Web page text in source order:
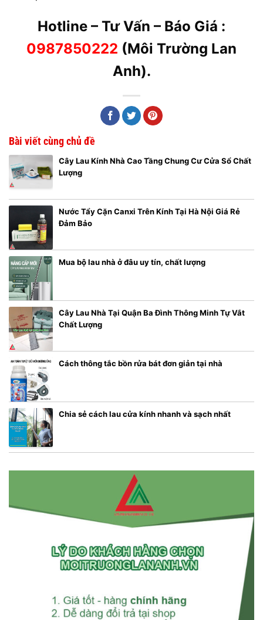
Hotline – Tư Vấn – Báo Giá :
0987850222 (Môi Trường Lan
Anh).
Bài viết cùng chủ đề
Cây Lau Kính Nhà Cao Tầng Chung Cư Cửa Sổ Chất
Lượng
Nước Tẩy Cặn Canxi Trên Kính Tại Hà Nội Giá Rẻ
Đảm Bảo
Mua bộ lau nhà ở đâu uy tín, chất lượng
Cây Lau Nhà Tại Quận Ba Đình Thông Minh Tự Vắt
Chất Lượng
Cách thông tắc bồn rửa bát đơn giản tại nhà
Chia sẻ cách lau cửa kính nhanh và sạch nhất